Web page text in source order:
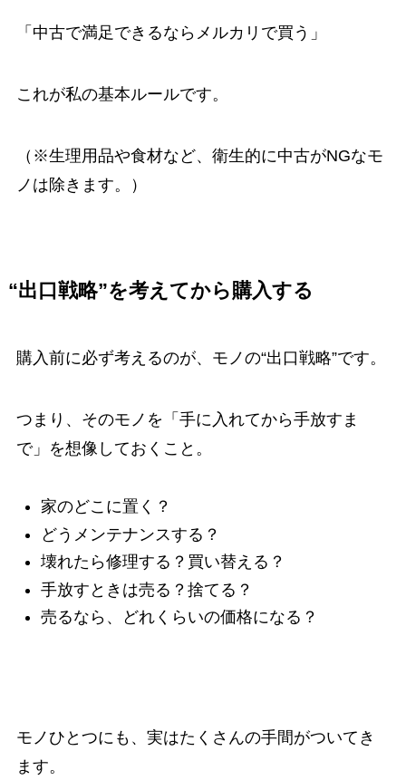
「中古で満足できるならメルカリで買う」
これが私の基本ルールです。
（※生理用品や食材など、衛生的に中古がNGなモ
ノは除きます。）
“出口戦略”を考えてから購入する
購入前に必ず考えるのが、モノの“出口戦略”です。
つまり、そのモノを「手に入れてから手放すま
で」を想像しておくこと。
家のどこに置く？
どうメンテナンスする？
壊れたら修理する？買い替える？
手放すときは売る？捨てる？
売るなら、どれくらいの価格になる？
モノひとつにも、実はたくさんの手間がついてき
ます。